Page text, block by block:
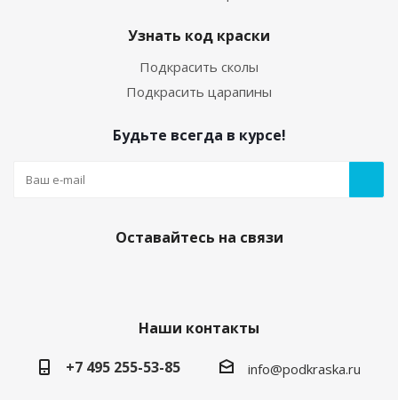
Узнать код краски
Подкрасить сколы
Подкрасить царапины
Будьте всегда в курсе!
Оставайтесь на связи
Наши контакты
+7 495 255-53-85
info@podkraska.ru